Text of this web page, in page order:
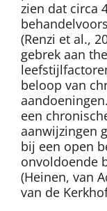
zien dat circa
(Renzi et al.,
gebrek aan
beloop van
een
aanwijzingen
bij een open
onvoldoende
(Heinen, van
van de